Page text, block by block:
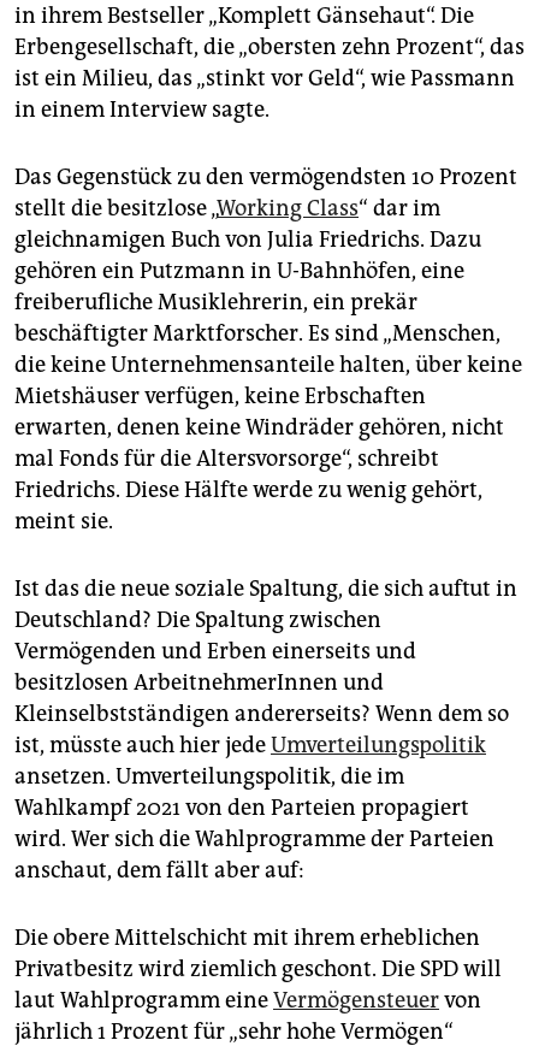
in ihrem Bestseller „Komplett Gänsehaut“. Die
Erbengesellschaft, die „obersten zehn Prozent“, das
ist ein Milieu, das „stinkt vor Geld“, wie Passmann
in einem Interview sagte.
Das Gegenstück zu den vermögendsten 10 Prozent
stellt die besitzlose „Working Class“ dar im
gleichnamigen Buch von Julia Friedrichs. Dazu
gehören ein Putzmann in U-Bahnhöfen, eine
freiberufliche Musiklehrerin, ein prekär
beschäftigter Marktforscher. Es sind „Menschen,
die keine Unternehmensanteile halten, über keine
Mietshäuser verfügen, keine Erbschaften
erwarten, denen keine Windräder gehören, nicht
mal Fonds für die Altersvorsorge“, schreibt
Friedrichs. Diese Hälfte werde zu wenig gehört,
meint sie.
Ist das die neue soziale Spaltung, die sich auftut in
Deutschland? Die Spaltung zwischen
Vermögenden und Erben einerseits und
besitzlosen ArbeitnehmerInnen und
Kleinselbstständigen andererseits? Wenn dem so
ist, müsste auch hier jedeUmverteilungspolitik
ansetzen. Umverteilungspolitik, die im
Wahlkampf 2021 von den Parteien propagiert
wird. Wer sich die Wahlprogramme der Parteien
anschaut, dem fällt aber auf:
Die obere Mittelschicht mit ihrem erheblichen
Privatbesitz wird ziemlich geschont. Die SPD will
laut Wahlprogramm eineVermögensteuervon
jährlich 1 Prozent für „sehr hohe Vermögen“